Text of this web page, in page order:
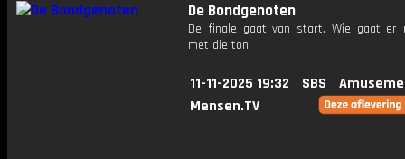
De Bondgenoten
De finale gaat van start. Wie gaat er
met die ton.
11-11-2025 19:32 SBS
Mensen.TV